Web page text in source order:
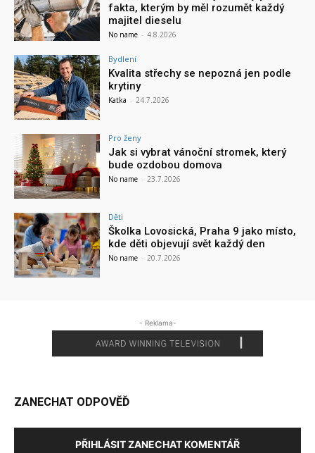
fakta, kterým by měl rozumět každý
majitel dieselu
No name - 4.8.2026
Bydlení
Kvalita střechy se nepozná jen podle
krytiny
Katka - 24.7.2026
Pro ženy
Jak si vybrat vánoční stromek, který
bude ozdobou domova
No name - 23.7.2026
Děti
Školka Lovosická, Praha 9 jako místo,
kde děti objevují svět každý den
No name - 20.7.2026
- Reklama-
ZANECHAT ODPOVĚĎ
PŘIHLÁSIT ZANECHAT KOMENTÁŘ